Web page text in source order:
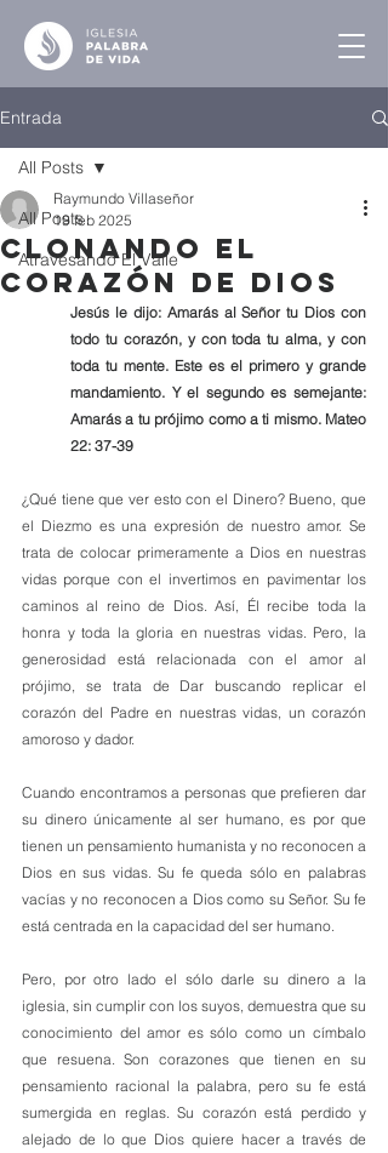
Entrada
All Posts
Atravesando El Valle
All Posts
Clonando el
Corazón de Dios
Raymundo Villaseñor
19 feb 2025
Jesús le dijo: Amarás al Señor tu Dios con
todo tu corazón, y con toda tu alma, y con
toda tu mente. Este es el primero y grande
mandamiento. Y el segundo es semejante:
Amarás a tu prójimo como a ti mismo. Mateo
22: 37-39
¿Qué tiene que ver esto con el Dinero? Bueno, que
el Diezmo es una expresión de nuestro amor. Se
trata de colocar primeramente a Dios en nuestras
vidas porque con el invertimos en pavimentar los
caminos al reino de Dios. Así, Él recibe toda la
honra y toda la gloria en nuestras vidas. Pero, la
generosidad está relacionada con el amor al
prójimo, se trata de Dar buscando replicar el
corazón del Padre en nuestras vidas, un corazón
amoroso y dador.
Cuando encontramos a personas que prefieren dar
su dinero únicamente al ser humano, es por que
tienen un pensamiento humanista y no reconocen a
Dios en sus vidas. Su fe queda sólo en palabras
vacías y no reconocen a Dios como su Señor. Su fe
está centrada en la capacidad del ser humano.
Pero, por otro lado el sólo darle su dinero a la
iglesia, sin cumplir con los suyos, demuestra que su
conocimiento del amor es sólo como un címbalo
que resuena. Son corazones que tienen en su
pensamiento racional la palabra, pero su fe está
sumergida en reglas. Su corazón está perdido y
alejado de lo que Dios quiere hacer a través de